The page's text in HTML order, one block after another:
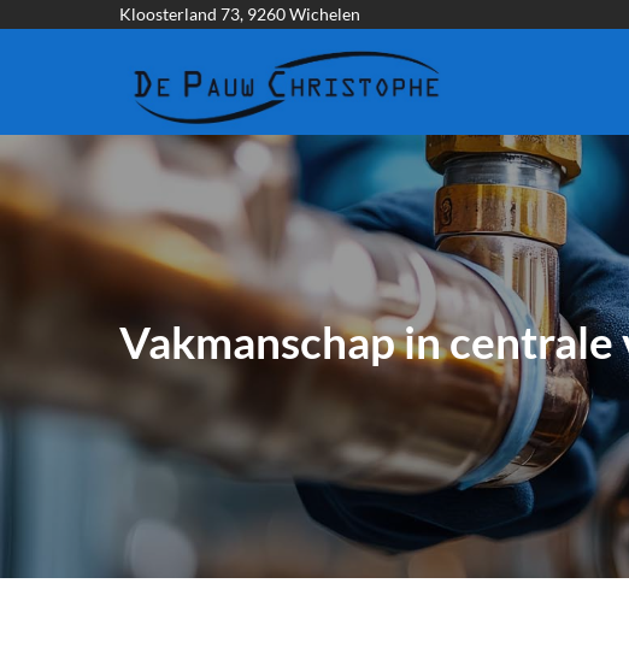
Navigatie overslaanKloosterland 73, 9260 Wichelen
Vakmanschap in